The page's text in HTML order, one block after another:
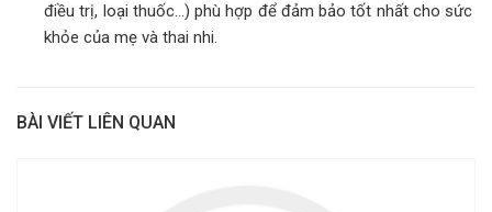
điều trị, loại thuốc…) phù hợp để đảm bảo tốt nhất cho sức
khỏe của mẹ và thai nhi.
BÀI VIẾT LIÊN QUAN